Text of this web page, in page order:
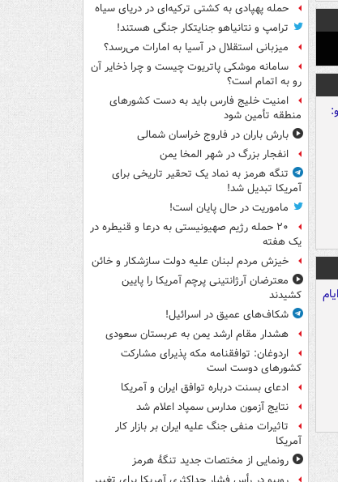
حمله پهپادی به کشتی ترکیه‌ای در دریای سیاه
ترامپ و نتانیاهو جنایتکار جنگی هستند!
میزبانی استقلال در آسیا به امارات می‌رسد؟
سامانه موشکی پاتریوت چیست و چرا ذخایر آن
رو به اتمام است؟
امنیت خلیج فارس باید به دست کشورهای
منطقه تأمین شود
بارش باران در فاروج خراسان شمالی
انفجار بزرگ در شهر المخا یمن
تنگه هرمز به نماد یک تحقیر تاریخی برای
آمریکا تبدیل شد!
ماموریت در حال پایان است!
۲۰ حمله رژیم صهیونیستی به درعا و قنیطره در
یک هفته
خیزش مردم لبنان علیه دولت سازشکار و خائن
معترضان آرژانتینی پرچم آمریکا را پایین
کشیدند
شکاف‌های عمیق در اسرائیل!
هشدار مقام ارشد یمن به عربستان سعودی
اردوغان: توافقنامه مکه پذیرای مشارکت
کشورهای دوست است
ادعای بسنت درباره توافق ایران و آمریکا
نتایج آزمون مدارس سمپاد اعلام شد
تاثیرات منفی جنگ علیه ایران بر بازار کار
آمریکا
رونمایی از مختصات جدید تنگۀ هرمز